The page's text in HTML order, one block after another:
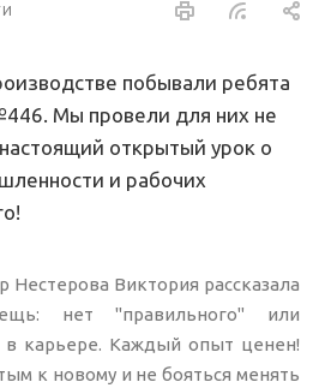
побывали ребята
Мы провели для них не
открытый урок о
и рабочих
Нестерова Виктория рассказала
нет "правильного" или
в карьере. Каждый опыт ценен!
к новому и не бояться менять